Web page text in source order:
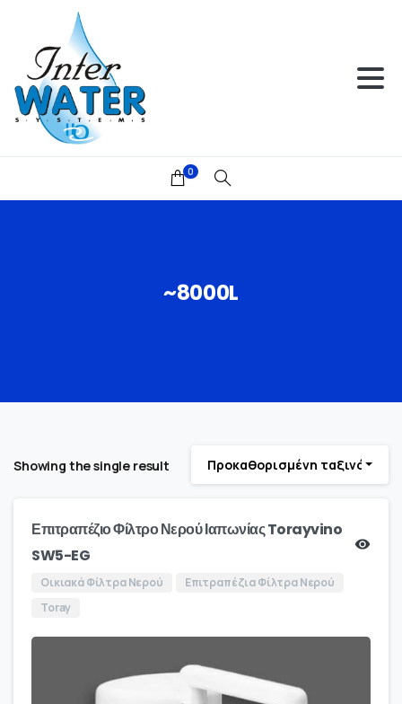
0
~8000L
Showing the single result Προκαθορισμένη ταξινόμηση
Επιτραπέζιο Φίλτρο Νερού Ιαπωνίας Torayvino
SW5-EG
Οικιακά Φίλτρα Νερού
Επιτραπέζια Φίλτρα Νερού
Toray